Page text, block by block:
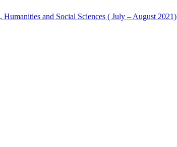
and Social Sciences ( July – August 2021)